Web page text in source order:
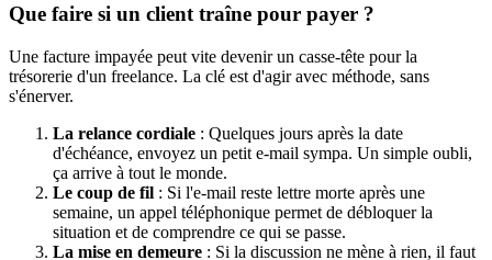
Que faire si un client traîne pour payer ?
Une facture impayée peut vite devenir un casse-tête pour la
trésorerie d'un freelance. La clé est d'agir avec méthode, sans
s'énerver.
La relance cordiale : Quelques jours après la date
d'échéance, envoyez un petit e-mail sympa. Un simple oubli,
ça arrive à tout le monde.
Le coup de fil : Si l'e-mail reste lettre morte après une
semaine, un appel téléphonique permet de débloquer la
situation et de comprendre ce qui se passe.
La mise en demeure : Si la discussion ne mène à rien, il faut